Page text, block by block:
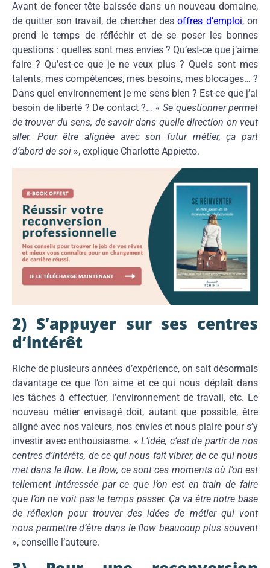
Avant de foncer tête baissée dans un nouveau domaine,
de quitter son travail, de chercher desoffres d’emploi, on
prend le temps de réfléchir et de se poser les bonnes
questions : quelles sont mes envies ? Qu’est-ce que j’aime
faire ? Qu’est-ce que je ne veux plus ? Quels sont mes
talents, mes compétences, mes besoins, mes blocages… ?
Dans quel environnement je me sens bien ? Est-ce que j’ai
besoin de liberté ? De contact ?… « Se questionner permet
de trouver du sens, de savoir dans quelle direction on veut
aller. Pour être alignée avec son futur métier, ça part
d’abord de soi », explique Charlotte Appietto.
2) S’appuyer sur ses centres
d’intérêt
Riche de plusieurs années d’expérience, on sait désormais
davantage ce que l’on aime et ce qui nous déplaît dans
les tâches à effectuer, l’environnement de travail, etc. Le
nouveau métier envisagé doit, autant que possible, être
aligné avec nos valeurs, nos envies et nous plaire pour s’y
investir avec enthousiasme. « L’idée, c’est de partir de nos
centres d’intérêts, de ce qui nous fait vibrer, de ce qui nous
met dans le flow. Le flow, ce sont ces moments où l’on est
tellement intéressée par ce que l’on est en train de faire
que l’on ne voit pas le temps passer. Ça va être notre base
de réflexion pour trouver des idées de métier qui vont
nous permettre d’être dans le flow beaucoup plus souvent
», conseille l’auteure.